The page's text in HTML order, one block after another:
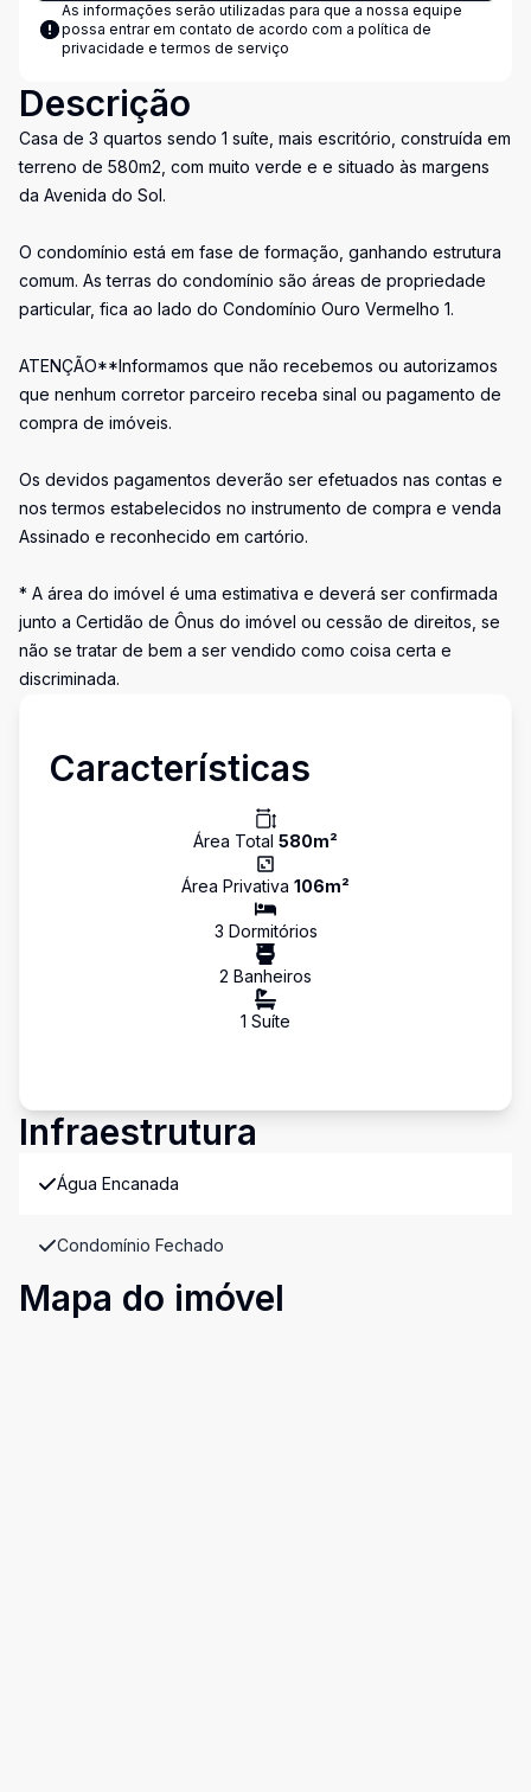
As informações serão utilizadas para que a nossa equipe
possa entrar em contato de acordo com a política de
privacidade e termos de serviço
Descrição
Casa de 3 quartos sendo 1 suíte, mais escritório, construída em
terreno de 580m2, com muito verde e e situado às margens
da Avenida do Sol.
O condomínio está em fase de formação, ganhando estrutura
comum. As terras do condomínio são áreas de propriedade
particular, fica ao lado do Condomínio Ouro Vermelho 1.
ATENÇÃO**Informamos que não recebemos ou autorizamos
que nenhum corretor parceiro receba sinal ou pagamento de
compra de imóveis.
Os devidos pagamentos deverão ser efetuados nas contas e
nos termos estabelecidos no instrumento de compra e venda
Assinado e reconhecido em cartório.
* A área do imóvel é uma estimativa e deverá ser confirmada
junto a Certidão de Ônus do imóvel ou cessão de direitos, se
não se tratar de bem a ser vendido como coisa certa e
discriminada.
Características
Área Total 580m²
Área Privativa 106m²
3 Dormitórios
2 Banheiros
1 Suíte
Infraestrutura
Água Encanada
Condomínio Fechado
Mapa do imóvel